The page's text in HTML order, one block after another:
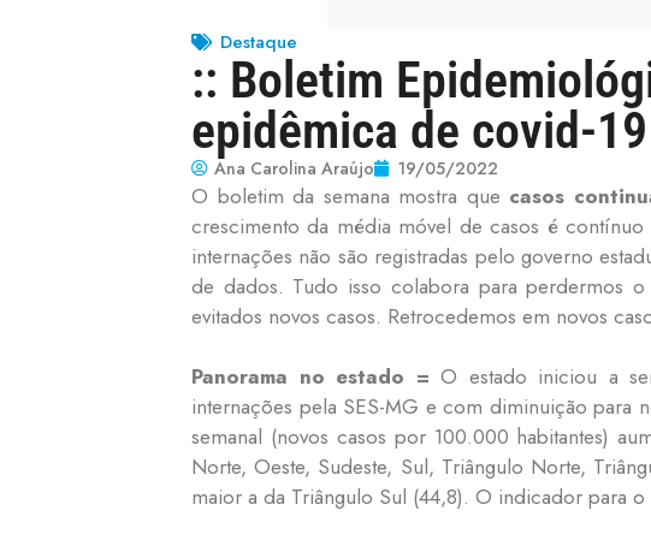
Destaque
:: Boletim
epidêmica de covid-
Ana Carolina Araújo 19/05/2022
O boletim da semana mostra que casos
crescimento da média móvel de casos é
internações não são registradas pelo governo
de dados. Tudo isso colabora para perdermos
evitados novos casos. Retrocedemos em novos
Panorama no estado = O estado iniciou a
internações pela SES-MG e com diminuição para
semanal (novos casos por 100.000 habitantes)
Norte, Oeste, Sudeste, Sul, Triângulo Norte,
maior a da Triângulo Sul (44,8). O indicador para